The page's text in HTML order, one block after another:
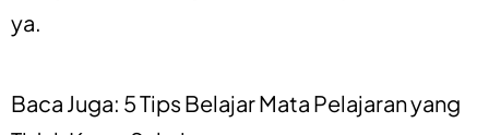
ya.
Baca Juga: 5 Tips Belajar Mata Pelajaran yang